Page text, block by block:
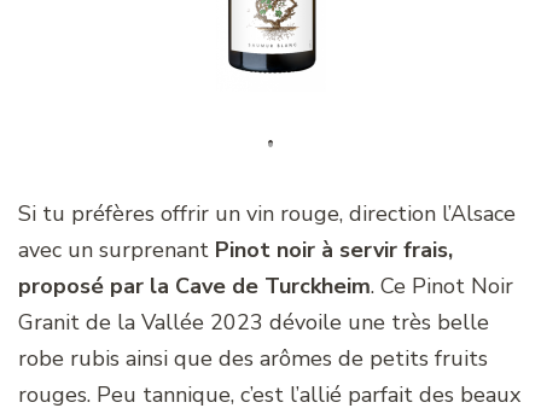
Si tu préfères offrir un vin rouge, direction l’Alsace
avec un surprenant Pinot noir à servir frais,
proposé par la Cave de Turckheim. Ce Pinot Noir
Granit de la Vallée 2023 dévoile une très belle
robe rubis ainsi que des arômes de petits fruits
rouges. Peu tannique, c’est l’allié parfait des beaux